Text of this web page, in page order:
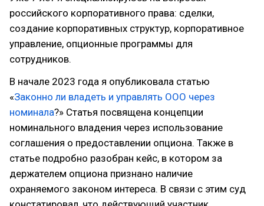
российского корпоративного права: сделки,
создание корпоративных структур, корпоративное
управление, опционные программы для
сотрудников.
В начале 2023 года я опубликовала статью
«Законно ли владеть и управлять ООО через
номинала?» Статья посвящена концепции
номинального владения через использование
соглашения о предоставлении опциона. Также в
статье подробно разобран кейс, в котором за
держателем опциона признано наличие
охраняемого законом интереса. В связи с этим суд